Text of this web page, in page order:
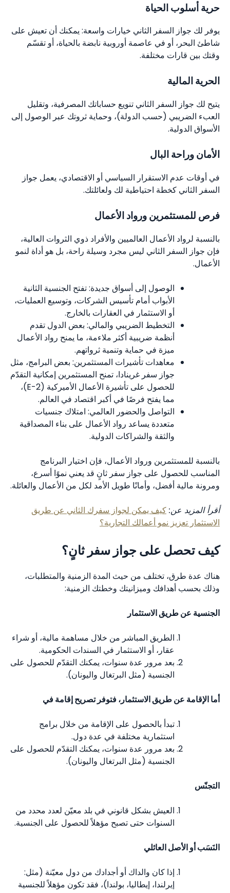
حرية أسلوب الحياة
يوفر لك جواز السفر الثاني خيارات واسعة: يمكنك أن تعيش على
شاطئ البحر، أو في عاصمة أوروبية نابضة بالحياة، أو تقسّم
وقتك بين قارات مختلفة.
الحرية المالية
يتيح لك جواز السفر الثاني تنويع حساباتك المصرفية، وتقليل
العبء الضريبي (حسب الدولة)، وحماية ثروتك عبر الوصول إلى
الأسواق الدولية.
الأمان وراحة البال
في أوقات عدم الاستقرار السياسي أو الاقتصادي، يعمل جواز
السفر الثاني كخطة احتياطية لك ولعائلتك.
فرص للمستثمرين ورواد الأعمال
بالنسبة لرواد الأعمال العالميين والأفراد ذوي الثروات العالية،
فإن جواز السفر الثاني ليس مجرد وسيلة راحة، بل هو أداة لنمو
الأعمال.
الوصول إلى أسواق جديدة: تفتح الجنسية الثانية
الأبواب أمام تأسيس الشركات، وتوسيع العمليات،
أو الاستثمار في العقارات بالخارج.
التخطيط الضريبي والمالي: بعض الدول تقدم
أنظمة ضريبية أكثر ملاءمة، ما يمنح رواد الأعمال
ميزة في حماية وتنمية ثرواتهم.
معاهدات تأشيرات المستثمرين: بعض البرامج، مثل
جواز سفر غرينادا، تمنح المستثمرين إمكانية التقدّم
للحصول على تأشيرة الأعمال الأميركية (E-2)،
مما يفتح فرصًا في أكبر اقتصاد في العالم.
التواصل والحضور العالمي: امتلاك جنسيات
متعددة يساعد رواد الأعمال على بناء المصداقية
والثقة والشراكات الدولية.
بالنسبة للمستثمرين ورواد الأعمال، فإن اختيار البرنامج
المناسب للحصول على جواز سفر ثانٍ قد يعني نموًا أسرع،
ومرونة مالية أفضل، وأمانًا طويل الأمد لكل من الأعمال والعائلة.
أقرأ المزيد عن: كيف يمكن لجواز سفرك الثاني عن طريق
الاستثمار تعزيز نمو أعمالك التجارية؟
كيف تحصل على جواز سفر ثانٍ؟
هناك عدة طرق، تختلف من حيث المدة الزمنية والمتطلبات،
وذلك بحسب أهدافك وميزانيتك وخطتك الزمنية:
الجنسية عن طريق الاستثمار
الطريق المباشر من خلال مساهمة مالية، أو شراء
عقار، أو الاستثمار في السندات الحكومية.
بعد مرور عدة سنوات، يمكنك التقدّم للحصول على
الجنسية (مثل البرتغال واليونان).
أما الإقامة عن طريق الاستثمار، فتوفر تصريح إقامة في
تبدأ بالحصول على الإقامة من خلال برامج
استثمارية مختلفة في عدة دول.
بعد مرور عدة سنوات، يمكنك التقدّم للحصول على
الجنسية (مثل البرتغال واليونان).
التجنّس
العيش بشكل قانوني في بلد معيّن لعدد محدد من
السنوات حتى تصبح مؤهلاً للحصول على الجنسية.
النَسَب أو الأصل العائلي
إذا كان والداك أو أجدادك من دول معيّنة (مثل:
إيرلندا، إيطاليا، بولندا)، فقد تكون مؤهلاً للجنسية